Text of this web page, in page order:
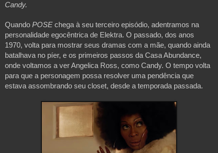
Candy.
Quando POSE chega à seu terceiro episódio, adentramos na
personalidade egocêntrica de Elektra. O passado, dos anos
1970, volta para mostrar seus dramas com a mãe, quando ainda
batalhava no píer, e os primeiros passos da Casa Abundance,
onde voltamos a ver Angelica Ross, como Candy. O tempo volta
para que a personagem possa resolver uma pendência que
estava assombrando seu closet, desde a temporada passada.